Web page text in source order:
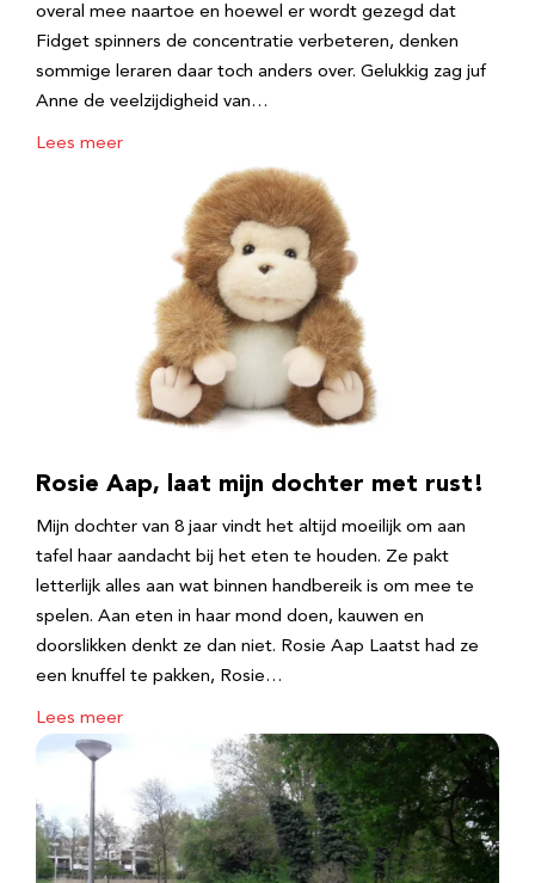
overal mee naartoe en hoewel er wordt gezegd dat
Fidget spinners de concentratie verbeteren, denken
sommige leraren daar toch anders over. Gelukkig zag juf
Anne de veelzijdigheid van…
Lees meer
Rosie Aap, laat mijn dochter met rust!
Mijn dochter van 8 jaar vindt het altijd moeilijk om aan
tafel haar aandacht bij het eten te houden. Ze pakt
letterlijk alles aan wat binnen handbereik is om mee te
spelen. Aan eten in haar mond doen, kauwen en
doorslikken denkt ze dan niet. Rosie Aap Laatst had ze
een knuffel te pakken, Rosie…
Lees meer